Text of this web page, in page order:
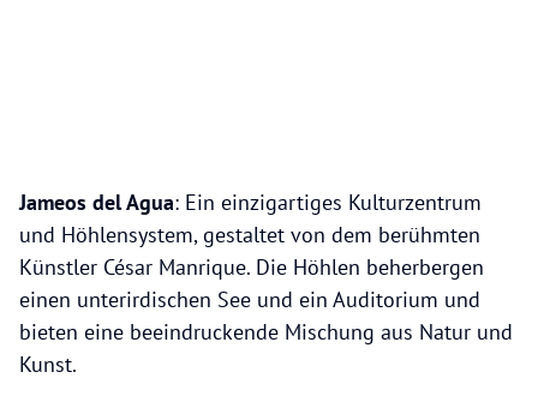
Jameos del Agua: Ein einzigartiges Kulturzentrum
und Höhlensystem, gestaltet von dem berühmten
Künstler César Manrique. Die Höhlen beherbergen
einen unterirdischen See und ein Auditorium und
bieten eine beeindruckende Mischung aus Natur und
Kunst.